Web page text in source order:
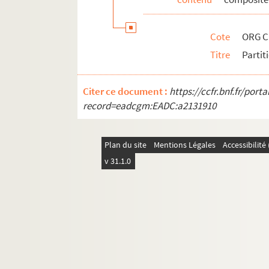
ORG C.3/4. Partitions de Colo-
ORG C.3/4. Partitions de Colomb,
ORG C.3/4. Partitions de Controne,
ORG C.3/4. Partitions de Coppini, F.
ORG C.3/4. Partitions de Coquatrix,
ORG C.3/4. Partitions de Corbeau, F.
Cote
ORG
Titre
Citer ce document : https://ccfr.bnf.fr/
record=eadcgm:EADC:a2131910
Plan du site Mentions Légales
v 31.1.0